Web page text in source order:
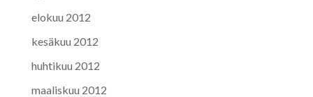
elokuu 2012
kesäkuu 2012
huhtikuu 2012
maaliskuu 2012